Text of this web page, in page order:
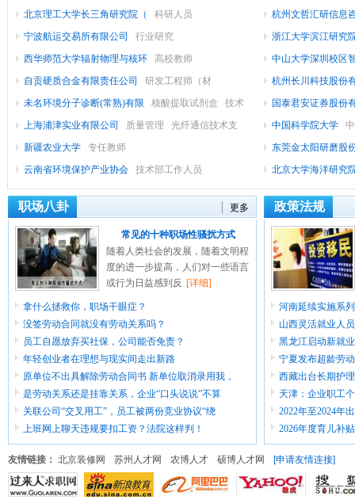
研发助理（
北京理工大学长三角研究院（ 科研人员
杭州文哲汇研信息
长
宁波航运交易所有限公司 行业研究
浙江大学滨江研究
西华师范大学辐射物理与核环
高校教师
中山大学深圳校区
自贡硬质合金有限责任公司
研发工程师（材
杭州长川科技股份
未名环境分子诊断(常熟)有限
核酸提取试剂盒
技术
服务工程师
国泰君安证券股份
究员
上海浦津实业有限公司 质量管理 光纤通信技术支 中国科学院大学
新疆农业大学
专任教师
东莞金太阳研磨股
工程师
云南省环境保护产业协会 技术部工作人员
北京大学海洋研究
研
职场八卦 更多
常见的十种职场性骚扰方式
随着人类社会的发展，随着文明程
度的进一步提高，人们对一些语言
或行为日益感到反 [详细]
拿什么拯救你，职场干眼症？
没签劳动合同就没有劳动关系吗？
员工自愿放弃买社保，公司能否免责？
年轻创业者在理想与现实间走出新路
原单位不出具解除劳动合同书 新单位取消录用我，
是劳动关系还是挂靠关系，企业“口头说说”不算
关联公司“交叉用工”，员工被两份竞业协议“绕
上班网上聊天违规要扣工资？法院这样判！
政策法规
河南延续实施系
山西灵活就业人
黑龙江启动新就
宁夏发布超龄劳
西藏出台长期护
天津：企业职工
2022年至2024年
2026年度育儿补
友情链接： 北京装修网 苏州人才网 农博人才 硕博人才网 [申请友情连接]